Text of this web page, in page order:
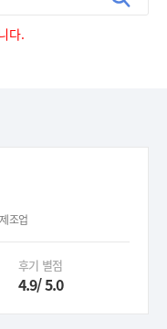
다.
조업
후기 별점
4.9/ 5.0